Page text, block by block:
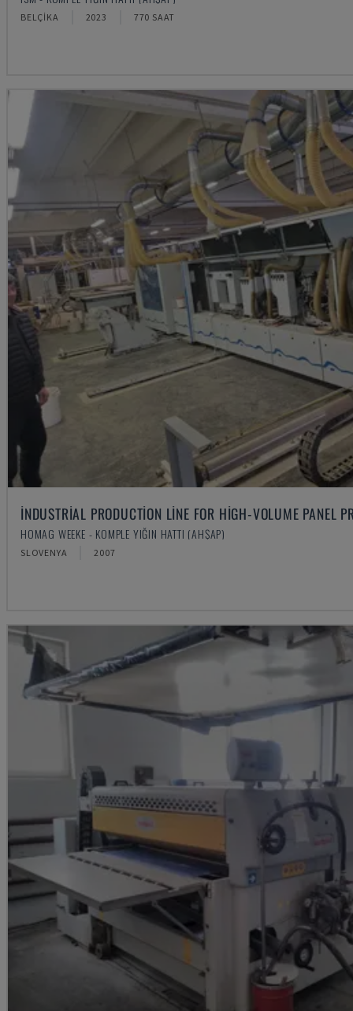
BELÇIKA 2023 770 SAAT
INDUSTRIAL PRODUCTION LINE FOR HIGH-VOLUME PANEL
HOMAG WEEKE - KOMPLE YIĞIN HATTI (AHŞAP)
SLOVENYA 2007